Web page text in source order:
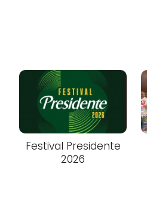
Festival Presidente
2026